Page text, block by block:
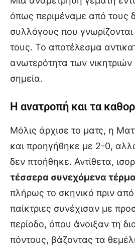
όπως περιμέναμε από τους
συλλόγους που
τους. Το αποτέλεσμα
ανωτερότητα των νικητριών
σημεία.
Η ανατροπή και τα
Μόλις άρχισε το ματς, η
και προηγήθηκε με 2-0,
δεν πτοήθηκε. Αντίθετα,
τέσσερα συνεχόμενα
πλήρως το σκηνικό πριν
παίκτριες συνέχισαν με
περίοδο, όπου άνοιξαν τη
πόντους, βάζοντας τα